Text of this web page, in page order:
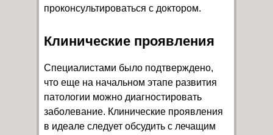
проконсультироваться с доктором.
Клинические проявления
Специалистами было подтверждено,
что еще на начальном этапе развития
патологии можно диагностировать
заболевание. Клинические проявления
в идеале следует обсудить с лечащим